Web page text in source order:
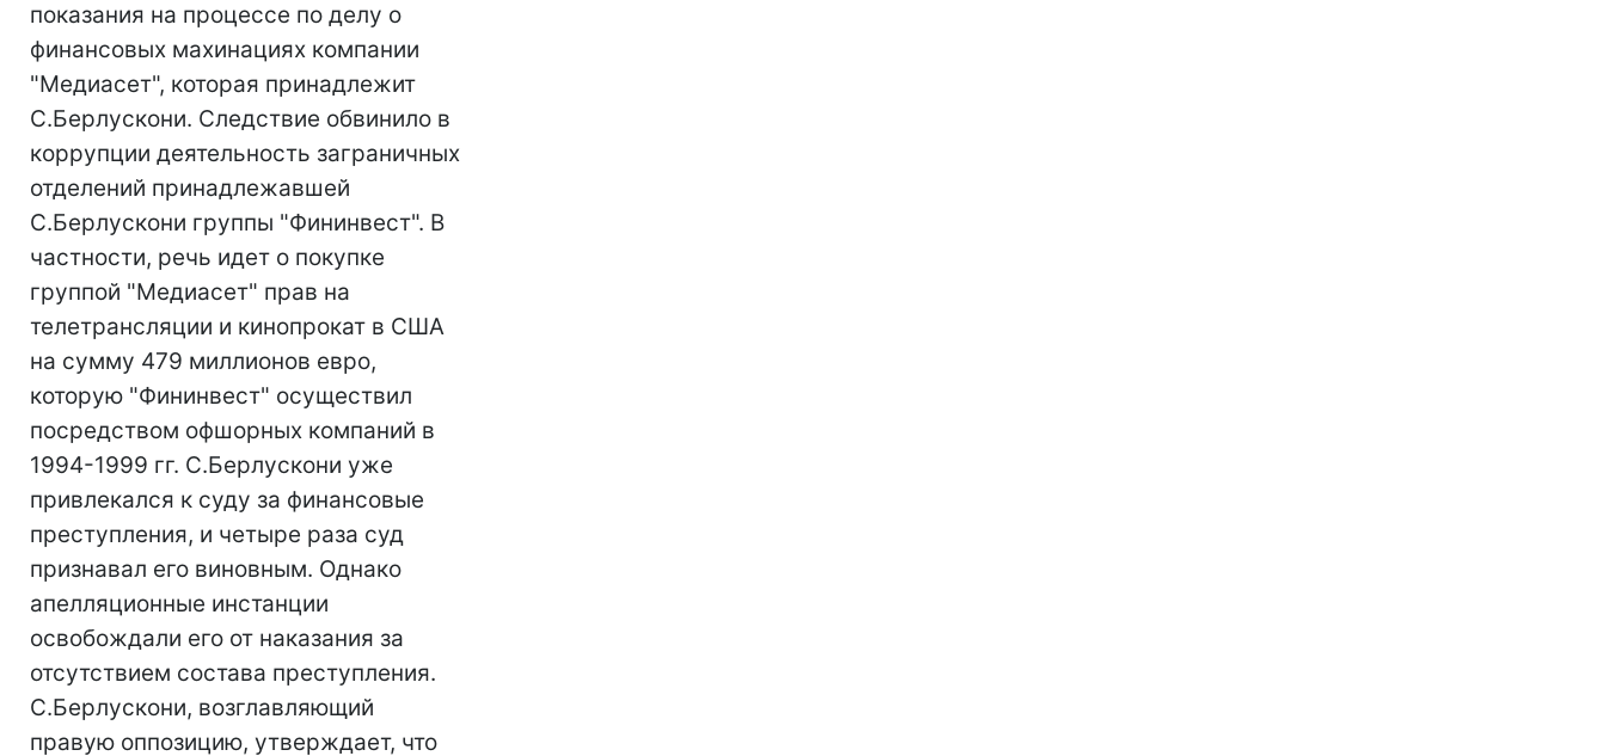
показания на процессе по делу о
финансовых махинациях компании
"Медиасет", которая принадлежит
С.Берлускони. Следствие обвинило в
коррупции деятельность заграничных
отделений принадлежавшей
С.Берлускони группы "Фининвест". В
частности, речь идет о покупке
группой "Медиасет" прав на
телетрансляции и кинопрокат в США
на сумму 479 миллионов евро,
которую "Фининвест" осуществил
посредством офшорных компаний в
1994-1999 гг. С.Берлускони уже
привлекался к суду за финансовые
преступления, и четыре раза суд
признавал его виновным. Однако
апелляционные инстанции
освобождали его от наказания за
отсутствием состава преступления.
С.Берлускони, возглавляющий
правую оппозицию, утверждает, что